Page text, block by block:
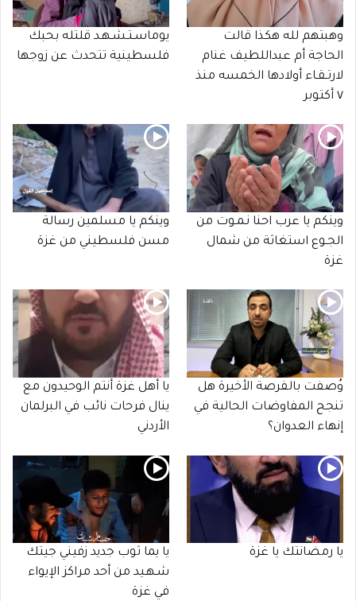
وهبتهم لله هكذا قالت
الحاجة أم عبداللطيف غنام
لارتـقـاء أولادها الخمسه منذ
٧ أكتوبر
يوماسـتـشـهـد قلتله بحبك
فلسطينية تتحدث عن زوجها
وينكم يا عرب احنا نـمـوت من
الجـوع استغاثة من شمال
غزة
وينكم يا مسلمين رسالة
مسن فلسطيني من غزة
وُصفت بالفرصة الأخيرة هل
تنجح المفاوضات الحالية في
إنهاء العدوان؟
يا أهل غزة أنتم الوحيدون مع
ينال فرحات نائب في البرلمان
الأردني
يا رمضانتك يا غزة
يا يما ثوب جديد زفيني جيتك
شـهـيد من أحد مراكز الإيواء
في غزة